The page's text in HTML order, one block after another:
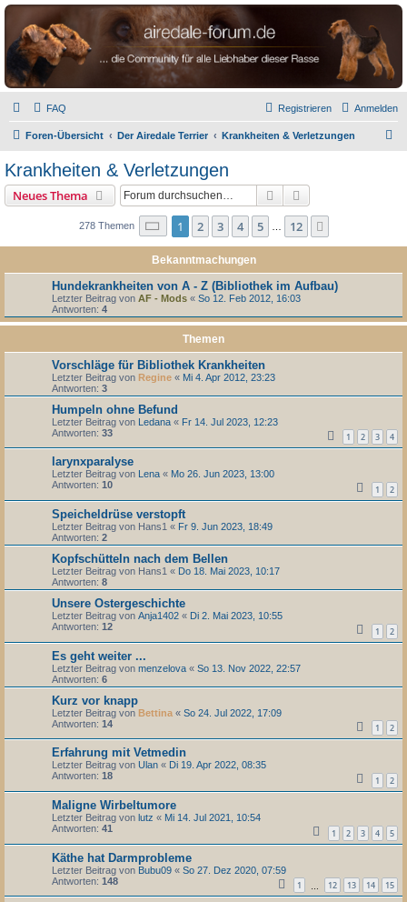
airedale-forum.de
FAQ Anmelden
Registrieren
Foren-Übersicht Der Airedale Terrier Krankheiten & Verletzungen
Krankheiten & Verletzungen
Neues Thema Suche
278 Themen Seite 1von 12
1 2 3 4 5 12
Bekanntmachungen
Hundekrankheiten von A - Z (Bibliothek im Aufbau)
Letzter Beitrag von AF - Mods « So 12. Feb 2012, 16:03
Antworten: 4
Themen
Vorschläge für Bibliothek Krankheiten
Letzter Beitrag von Regine « Mi 4. Apr 2012, 23:23
Antworten: 3
Humpeln ohne Befund
Letzter Beitrag von Ledana « Fr 14. Jul 2023, 12:23
Antworten: 33 1 2 3 4
larynxparalyse
Letzter Beitrag von Lena « Mo 26. Jun 2023, 13:00
Antworten: 10 1 2
Speicheldrüse verstopft
Letzter Beitrag von Hans1 « Fr 9. Jun 2023, 18:49
Antworten: 2
Kopfschütteln nach dem Bellen
Letzter Beitrag von Hans1 « Do 18. Mai 2023, 10:17
Antworten: 8
Unsere Ostergeschichte
Letzter Beitrag von Anja1402 « Di 2. Mai 2023, 10:55
Antworten: 12 1 2
Es geht weiter ...
Letzter Beitrag von menzelova « So 13. Nov 2022, 22:57
Antworten: 6
Kurz vor knapp
Letzter Beitrag von Bettina « So 24. Jul 2022, 17:09
Antworten: 14 1 2
Erfahrung mit Vetmedin
Letzter Beitrag von Ulan « Di 19. Apr 2022, 08:35
Antworten: 18 1 2
Maligne Wirbeltumore
Letzter Beitrag von lutz « Mi 14. Jul 2021, 10:54
Antworten: 41 1 2 3 4 5
Käthe hat Darmprobleme
Letzter Beitrag von Bubu09 « So 27. Dez 2020, 07:59
Antworten: 148 1 12 13 14 15